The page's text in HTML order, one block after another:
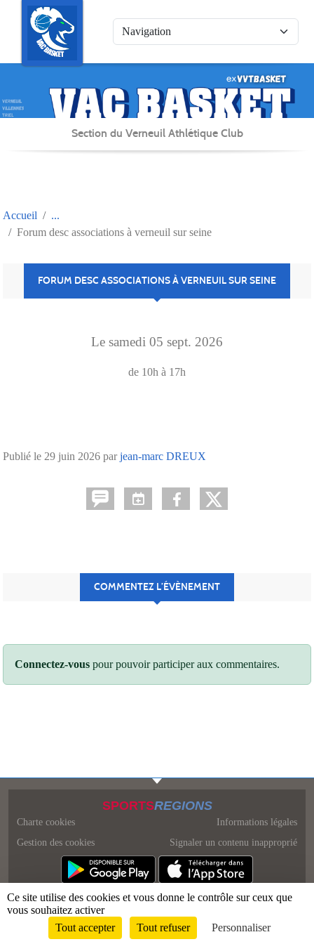
Section du Verneuil Athlétique Club
Accueil
Forum desc associations à verneuil sur seine
FORUM DESC ASSOCIATIONS À VERNEUIL SUR SEINE
Le samedi 05 sept. 2026
de 10h à 17h
Publié le 29 juin 2026 parjean-marc DREUX
COMMENTEZ L’ÉVÈNEMENT
Connectez-vous pour pouvoir participer aux commentaires.
SPORTSREGIONS
Charte cookies
Gestion des cookies
Informations légales
Signaler un contenu inapproprié
Envie de participer ? Connexion
Panneau de gestion des cookies
Ce site utilise des cookies et vous donne le contrôle sur ceux que
vous souhaitez activer
Tout accepter
Tout refuser Personnaliser